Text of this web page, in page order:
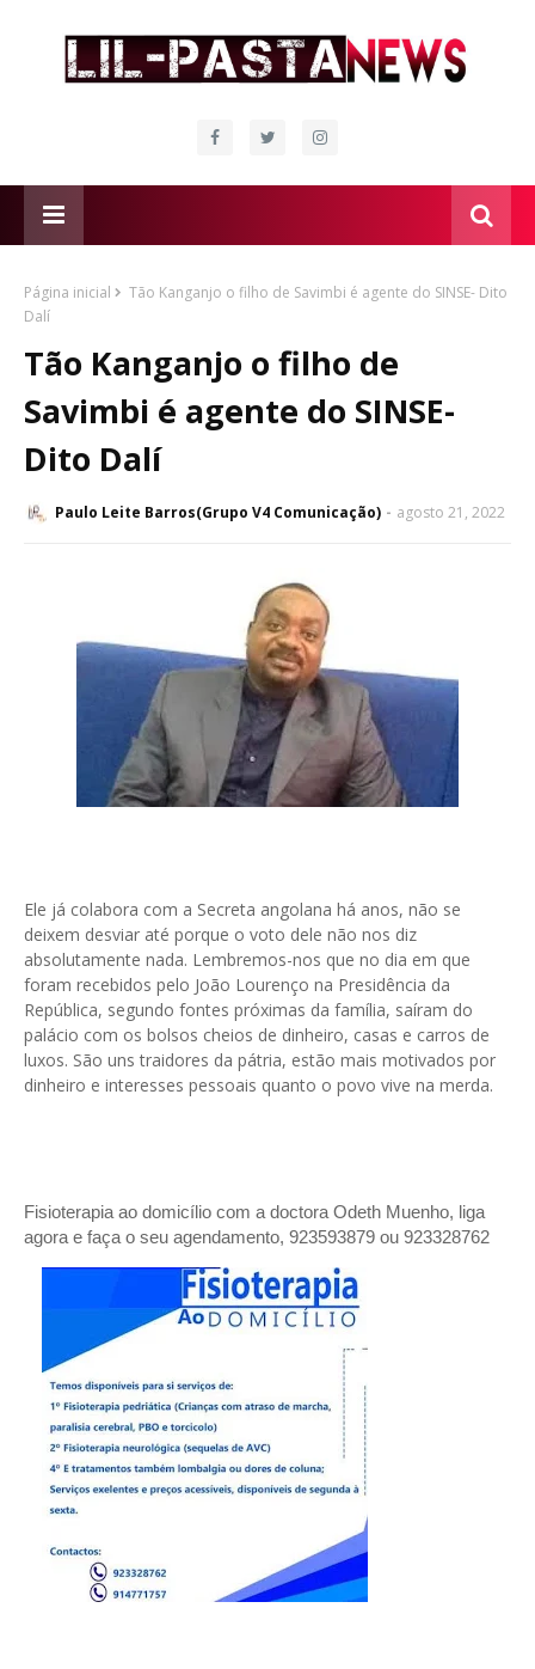
Página inicial
Tão Kanganjo o filho de Savimbi é agente do SINSE- Dito
Dalí
Tão Kanganjo o filho de
Savimbi é agente do SINSE-
Dito Dalí
Paulo Leite Barros(Grupo V4 Comunicação) agosto 21, 2022
Ele já colabora com a Secreta angolana há anos, não se
deixem desviar até porque o voto dele não nos diz
absolutamente nada. Lembremos-nos que no dia em que
foram recebidos pelo João Lourenço na Presidência da
República, segundo fontes próximas da família, saíram do
palácio com os bolsos cheios de dinheiro, casas e carros de
luxos. São uns traidores da pátria, estão mais motivados por
dinheiro e interesses pessoais quanto o povo vive na merda.
Fisioterapia ao domicílio com a doctora Odeth Muenho, liga
agora e faça o seu agendamento, 923593879 ou 923328762